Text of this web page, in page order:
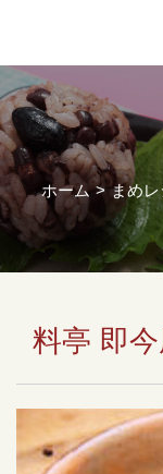
ホーム まめ
料亭 即